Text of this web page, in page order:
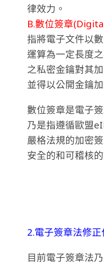
律效力。
B.數位簽章
指將電子文件以
運算為一定長度
之私密金鑰對其
並得以公開金鑰
數位簽章是電子
乃是指遵循歐盟
嚴格法規的加密
安全的和可稽核的
2.電子簽章法修
目前電子簽章法